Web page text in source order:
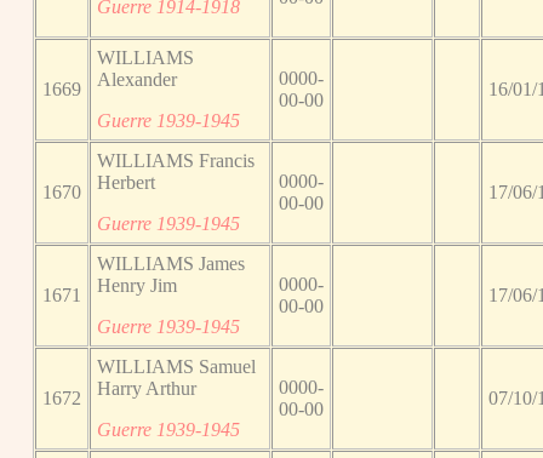
Guerre 1914-1918
1669
WILLIAMS
Alexander
Guerre 1939-1945
0000-
00-00
16/01/
1670
WILLIAMS Francis
Herbert
Guerre 1939-1945
0000-
00-00
17/06/
1671
WILLIAMS James
Henry Jim
Guerre 1939-1945
0000-
00-00
17/06/
1672
WILLIAMS Samuel
Harry Arthur
Guerre 1939-1945
0000-
00-00
07/10/